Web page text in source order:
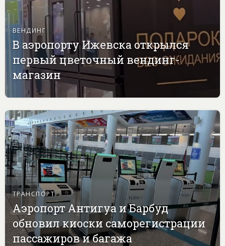
ВЕНДИНГ
В аэропорту Ижевска открылся
первый цветочный вендинг-
магазин
ТРАНСПОРТ
Аэропорт Антигуа и Барбуд
обновил киоски саморегистрации
пассажиров и багажа